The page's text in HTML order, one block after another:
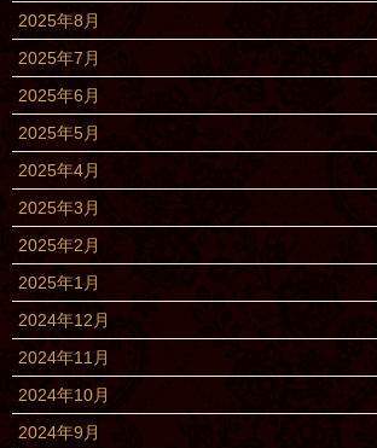
2025年8月
2025年7月
2025年6月
2025年5月
2025年4月
2025年3月
2025年2月
2025年1月
2024年12月
2024年11月
2024年10月
2024年9月